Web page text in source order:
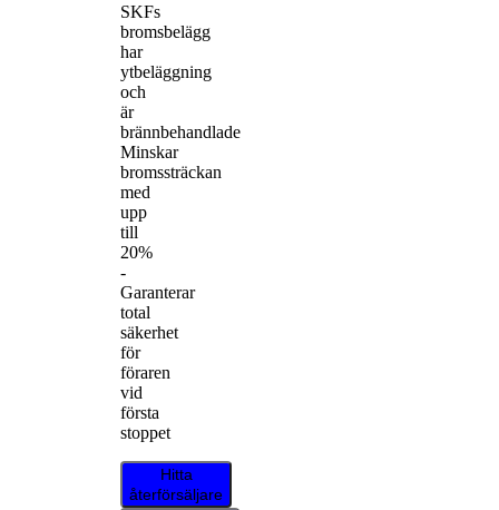
SKFs
bromsbelägg
har
ytbeläggning
och
är
brännbehandlade
Minskar
bromssträckan
med
upp
till
20%
-
Garanterar
total
säkerhet
för
föraren
vid
första
stoppet
Hitta
återförsäljare